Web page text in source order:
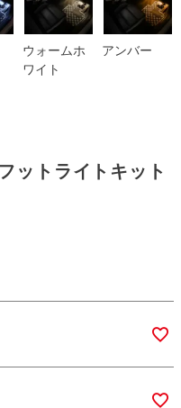
ウォームホ
ワイト
アンバー
ットライトキット